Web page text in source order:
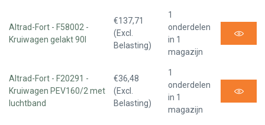
Altrad-Fort - F58002 -
Kruiwagen gelakt 90l
€137,71
(Excl.
Belasting)
1
onderdelen
in 1
magazijn
Altrad-Fort - F20291 -
Kruiwagen PEV160/2 met
luchtband
€36,48
(Excl.
Belasting)
1
onderdelen
in 1
magazijn